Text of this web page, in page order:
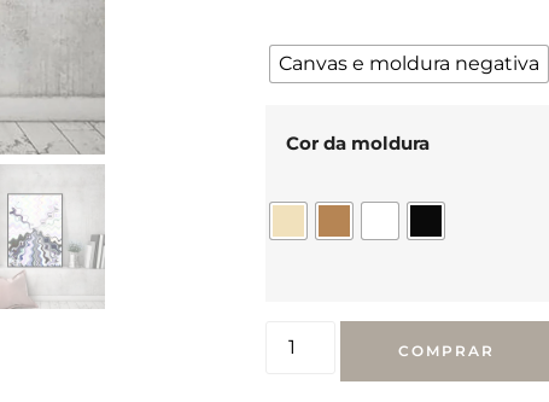
Canvas e moldura negativa
Cor da moldura
COMPRAR